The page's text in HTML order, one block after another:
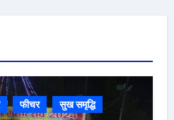
फीचर सुख समृद्धि